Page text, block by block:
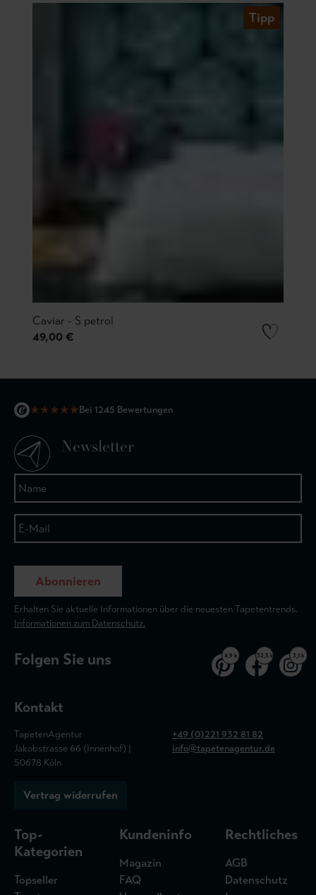
Tipp
Caviar - S petrol
49,00 €
★★★★★Bei 1245 Bewertungen
Newsletter
Abonnieren
Erhalten Sie aktuelle Informationen über die neuesten Tapetentrends.
Informationen zum Datenschutz.
Folgen Sie uns 4,9 k 32,5 k 3,1 k
Kontakt
TapetenAgentur
Jakobstrasse 66 (Innenhof) |
50678 Köln
+49 (0)221 932 81 82
info@tapetenagentur.de
Vertrag widerrufen
Top-
Kategorien
Topseller
Kundeninfo
Magazin
FAQ
Rechtliches
AGB
Datenschutz